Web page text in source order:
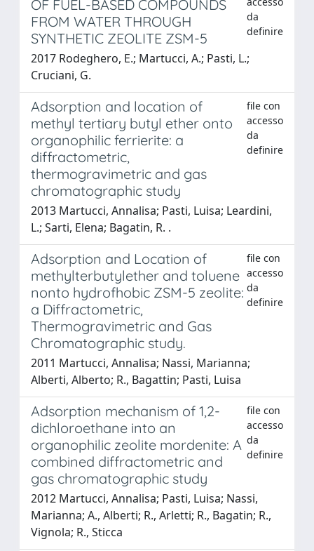
OF FUEL-BASED COMPOUNDS
FROM WATER THROUGH
SYNTHETIC ZEOLITE ZSM-5
da
definire
2017 Rodeghero, E.; Martucci, A.; Pasti, L.;
Cruciani, G.
Adsorption and location of
methyl tertiary butyl ether onto
organophilic ferrierite: a
diffractometric,
thermogravimetric and gas
chromatographic study
file con
accesso
da
definire
2013 Martucci, Annalisa; Pasti, Luisa; Leardini,
L.; Sarti, Elena; Bagatin, R. .
Adsorption and Location of
methylterbutylether and toluene
nonto hydrofhobic ZSM-5 zeolite:
a Diffractometric,
Thermogravimetric and Gas
Chromatographic study.
file con
accesso
da
definire
2011 Martucci, Annalisa; Nassi, Marianna;
Alberti, Alberto; R., Bagattin; Pasti, Luisa
Adsorption mechanism of 1,2-
dichloroethane into an
organophilic zeolite mordenite: A
combined diffractometric and
gas chromatographic study
file con
accesso
da
definire
2012 Martucci, Annalisa; Pasti, Luisa; Nassi,
Marianna; A., Alberti; R., Arletti; R., Bagatin; R.,
Vignola; R., Sticca